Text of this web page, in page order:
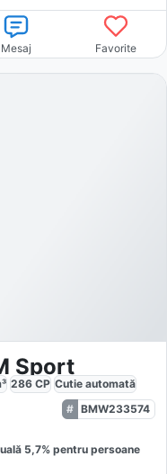
Mesaj Favorite
Sport
286 CP Cutie automată
BMW233574
5,7% pentru persoane